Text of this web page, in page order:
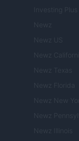
Investing Plus
Newz
Newz US
Newz
Newz Texas
Newz Florida
Newz New
Newz
Newz Illinois